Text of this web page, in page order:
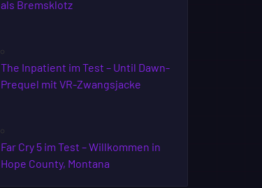
als Bremsklotz
The Inpatient im Test – Until Dawn-
Prequel mit VR-Zwangsjacke
Far Cry 5 im Test – Willkommen in
Hope County, Montana